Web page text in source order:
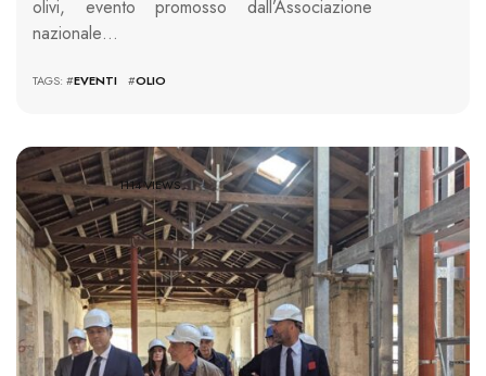
olivi, evento promosso dall’Associazione
nazionale…
TAGS: #EVENTI #OLIO
1114 VIEWS